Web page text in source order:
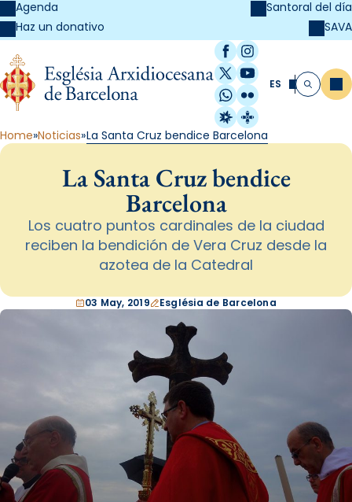
Agenda
Haz un donativo
Santoral del día
SAVA
Facebook
Instagram
X / Twitter
YouTube
WhatsApp
Flickr
Radio Estel
Catalunya
ES Buscar
Home Noticias La Santa Cruz bendice Barcelona
La Santa Cruz bendice
Barcelona
Los cuatro puntos cardinales de la ciudad
reciben la bendición de Vera Cruz desde la
azotea de la Catedral
03 May, 2019 Església de Barcelona